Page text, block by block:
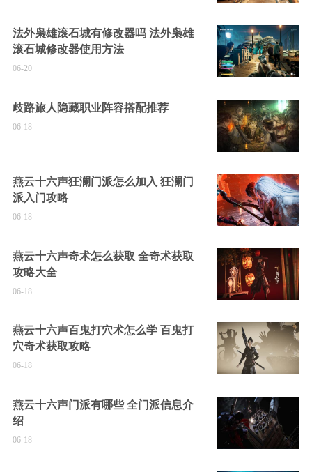
法外枭雄滚石城有修改器吗 法外枭雄
滚石城修改器使用方法
06-20
歧路旅人隐藏职业阵容搭配推荐
06-18
燕云十六声狂澜门派怎么加入 狂澜门
派入门攻略
06-18
燕云十六声奇术怎么获取 全奇术获取
攻略大全
06-18
燕云十六声百鬼打穴术怎么学 百鬼打
穴奇术获取攻略
06-18
燕云十六声门派有哪些 全门派信息介
绍
06-18